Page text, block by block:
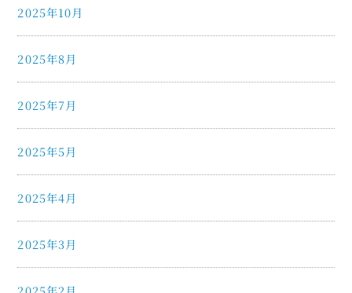
2025年10月
2025年8月
2025年7月
2025年5月
2025年4月
2025年3月